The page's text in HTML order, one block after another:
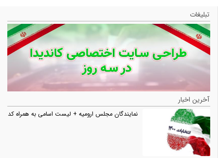
تبلیغات
آخرین اخبار
نمایندگان مجلس ارومیه + لیست اسامی به همراه کد